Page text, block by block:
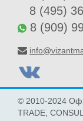
8 (495)
8 (909)
© 2010-2024
TRADE, CONSUL.